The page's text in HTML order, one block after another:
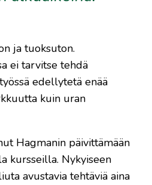
ja tuoksuton.
ei tarvitse tehdä
edellytetä enää
kuin uran
Hagmanin päivittämään
kursseilla. Nykyiseen
avustavia tehtäviä aina